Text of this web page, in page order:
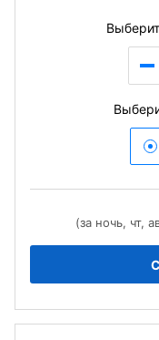
(за ночь, чт,